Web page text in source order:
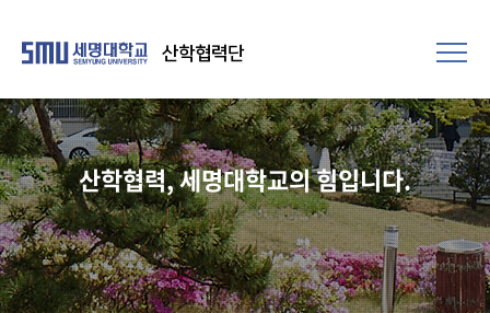
산학협력단
산학협력, 세명대학교의 힘입니다.